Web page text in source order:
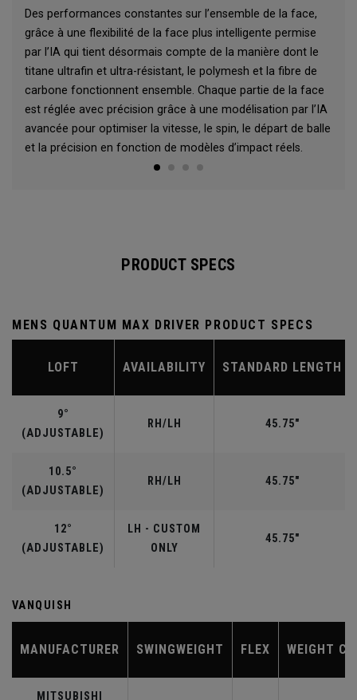
Des performances constantes sur l’ensemble de la face,
grâce à une flexibilité de la face plus intelligente permise
par l’IA qui tient désormais compte de la manière dont le
titane ultrafin et ultra-résistant, le polymesh et la fibre de
carbone fonctionnent ensemble. Chaque partie de la face
est réglée avec précision grâce à une modélisation par l’IA
avancée pour optimiser la vitesse, le spin, le départ de balle
et la précision en fonction de modèles d’impact réels.
PRODUCT SPECS
MENS QUANTUM MAX DRIVER PRODUCT SPECS
LOFT AVAILABILITY STANDARD LENGTH
9°
(ADJUSTABLE)
RH/LH 45.75"
10.5°
(ADJUSTABLE)
RH/LH 45.75"
12°
(ADJUSTABLE)
LH - CUSTOM
ONLY
45.75"
VANQUISH
MANUFACTURER SWINGWEIGHT FLEX WEIGHT
MITSUBISHI